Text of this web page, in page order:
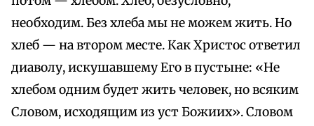
необходим. Без хлеба мы не можем жить. Но
хлеб — на втором месте. Как Христос ответил
диаволу, искушавшему Его в пустыне: «Не
хлебом одним будет жить человек, но всяким
Словом, исходящим из уст Божиих». Словом